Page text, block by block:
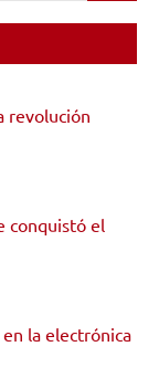
revolución
conquistó el
la electrónica